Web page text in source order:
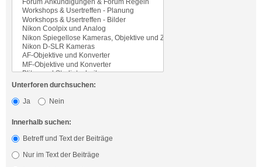
Unterforen durchsuchen:
Ja
Nein
Innerhalb suchen:
Betreff und Text der Beiträge
Nur im Text der Beiträge